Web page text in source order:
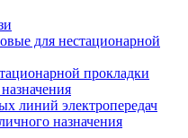
для нестационарной
прокладки
линий электропередач
назначения